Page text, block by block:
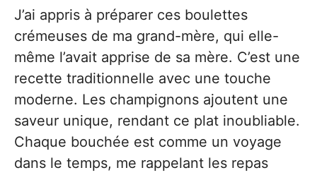
J’ai appris à préparer ces boulettes
crémeuses de ma grand-mère, qui elle-
même l’avait apprise de sa mère. C’est une
recette traditionnelle avec une touche
moderne. Les champignons ajoutent une
saveur unique, rendant ce plat inoubliable.
Chaque bouchée est comme un voyage
dans le temps, me rappelant les repas